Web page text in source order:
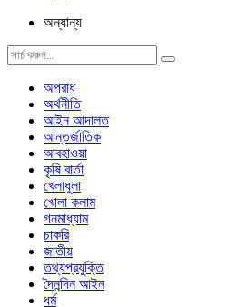
অন্যান্য
অপরাধ
অর্থনীতি
আইন আদালত
আন্তর্জাতিক
আবহাওয়া
কৃষি বার্তা
খেলাধুলা
খোলা কলাম
গনমাধ্যাম
চাকরি
জাতীয়
তথ্যপ্রযুক্তি
দৈনন্দিন আইন
ধর্ম